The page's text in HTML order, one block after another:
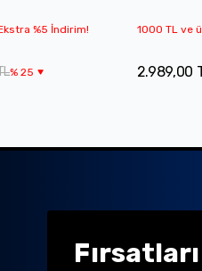
%5 İndirim!
%25
1000 TL ve
2.989,00